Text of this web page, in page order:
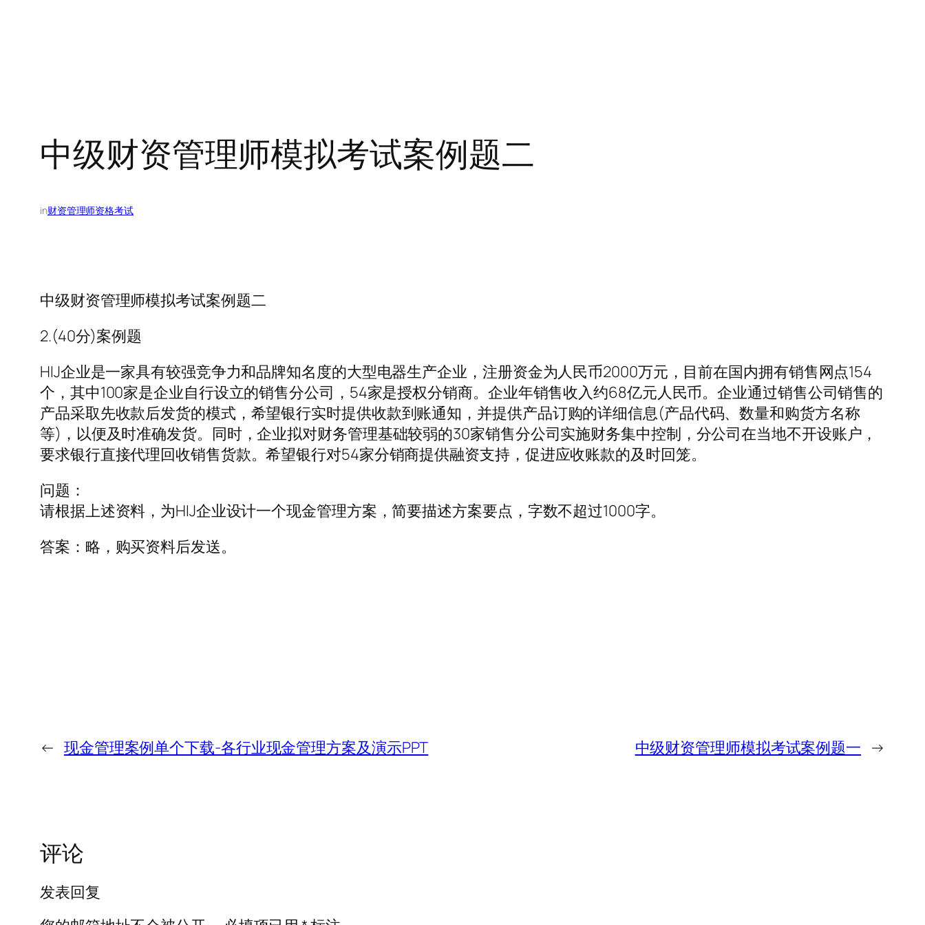
中级财资管理师模拟考试案例题二
in财资管理师资格考试
中级财资管理师模拟考试案例题二
2.(40分)案例题
HIJ企业是一家具有较强竞争力和品牌知名度的大型电器生产企业，注册资金为人民币2000万元，目前在国内拥有销售网点154
个，其中100家是企业自行设立的销售分公司，54家是授权分销商。企业年销售收入约68亿元人民币。企业通过销售公司销售的
产品采取先收款后发货的模式，希望银行实时提供收款到账通知，并提供产品订购的详细信息(产品代码、数量和购货方名称
等)，以便及时准确发货。同时，企业拟对财务管理基础较弱的30家销售分公司实施财务集中控制，分公司在当地不开设账户，
要求银行直接代理回收销售货款。希望银行对54家分销商提供融资支持，促进应收账款的及时回笼。
问题：
请根据上述资料，为HIJ企业设计一个现金管理方案，简要描述方案要点，字数不超过1000字。
答案：略，购买资料后发送。
← 现金管理案例单个下载-各行业现金管理方案及演示PPT 中级财资管理师模拟考试案例题一 →
评论
发表回复